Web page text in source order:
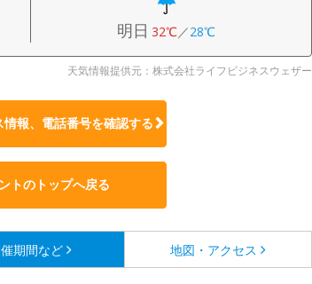
明日 32℃／28℃
天気情報提供元：株式会社ライフビジネスウェザー
報、電話番号を確認する
トのトップへ戻る
期間など 地図・アクセス